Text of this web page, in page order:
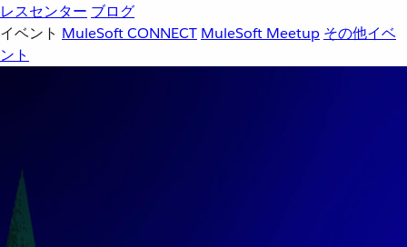
レスセンター ブログ
イベント MuleSoft CONNECT MuleSoft Meetup その他イベ
ント